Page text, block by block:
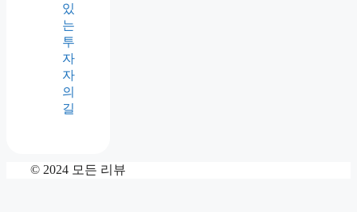
주
식
투
자
에
서
의
고